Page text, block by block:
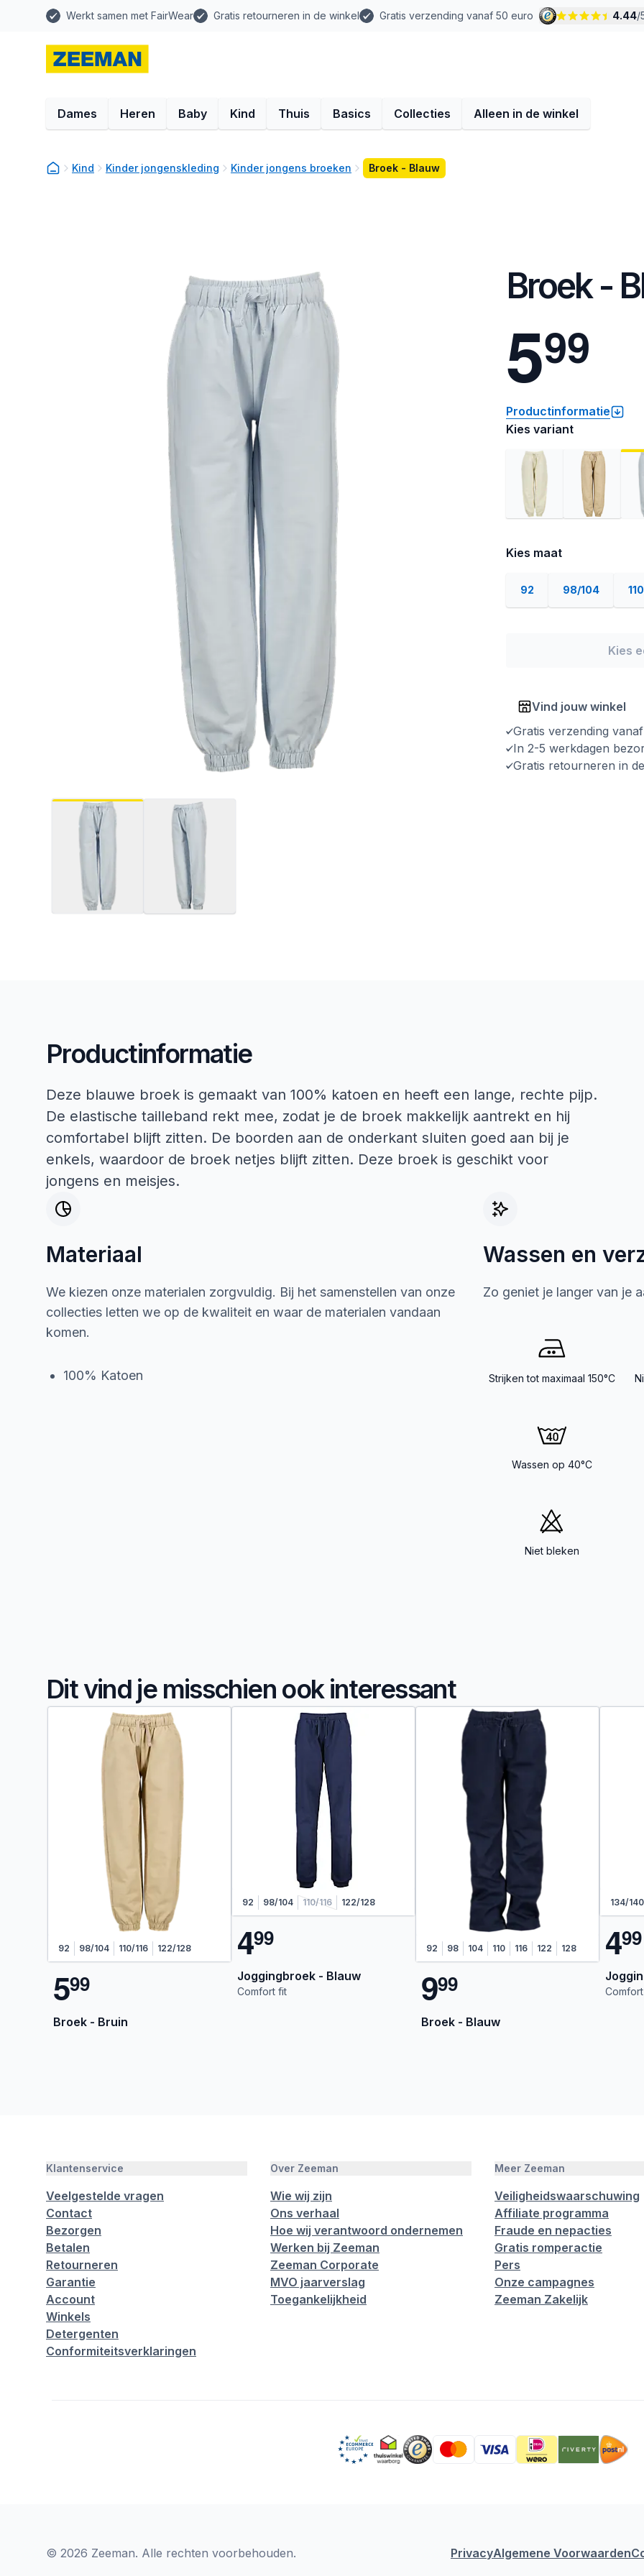
Werkt samen met FairWear Gratis retourneren in de winkel Gratis verzending vanaf 50 euro 4.44/
Dames Heren Baby Kind Thuis Basics Collecties Alleen in de winkel
Kind Kinder jongenskleding Kinder jongens broeken Broek - Blauw
Broek -
599
Productinformatie
Kies variant
Kies maat
92 98/104
Kies
Vind jouw winkel
Gratis verzending
In 2-5 werkdagen
Gratis retourneren in
Productinformatie
Deze blauwe broek is gemaakt van 100% katoen en heeft een lange, rechte pijp.
De elastische tailleband rekt mee, zodat je de broek makkelijk aantrekt en hij
comfortabel blijft zitten. De boorden aan de onderkant sluiten goed aan bij je
enkels, waardoor de broek netjes blijft zitten. Deze broek is geschikt voor
jongens en meisjes.
Materiaal
We kiezen onze materialen zorgvuldig. Bij het samenstellen van onze
collecties letten we op de kwaliteit en waar de materialen vandaan
komen.
100% Katoen
Wassen en
Zo geniet je langer van je
Strijken tot maximaal 150°C
Wassen op 40°C
Niet bleken
Dit vind je misschien ook interessant
92 98/104 110/116 122/128
599
Broek - Bruin
92 98/104 110/116 122/128
499
Joggingbroek - Blauw
Comfort fit
92 98 104 110 116 122 128
999
Broek - Blauw
134/140
499
Klantenservice
Veelgestelde vragen
Contact
Bezorgen
Betalen
Retourneren
Garantie
Account
Winkels
Detergenten
Conformiteitsverklaringen
Over Zeeman
Wie wij zijn
Ons verhaal
Hoe wij verantwoord ondernemen
Werken bij Zeeman
Zeeman Corporate
MVO jaarverslag
Toegankelijkheid
Meer Zeeman
Veiligheidswaarschuwing
Affiliate programma
Fraude en nepacties
Gratis romperactie
Pers
Onze campagnes
Zeeman Zakelijk
© 2026 Zeeman. Alle rechten voorbehouden. PrivacyAlgemene Voorwaarden